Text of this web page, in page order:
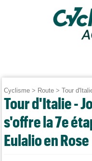
Cyclisme > Route >Tour
Tour d'Italie -
s'offre la 7e
Eulalio en Rose